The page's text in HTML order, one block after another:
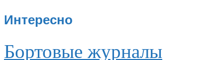
Интересно
Бортовые журналы